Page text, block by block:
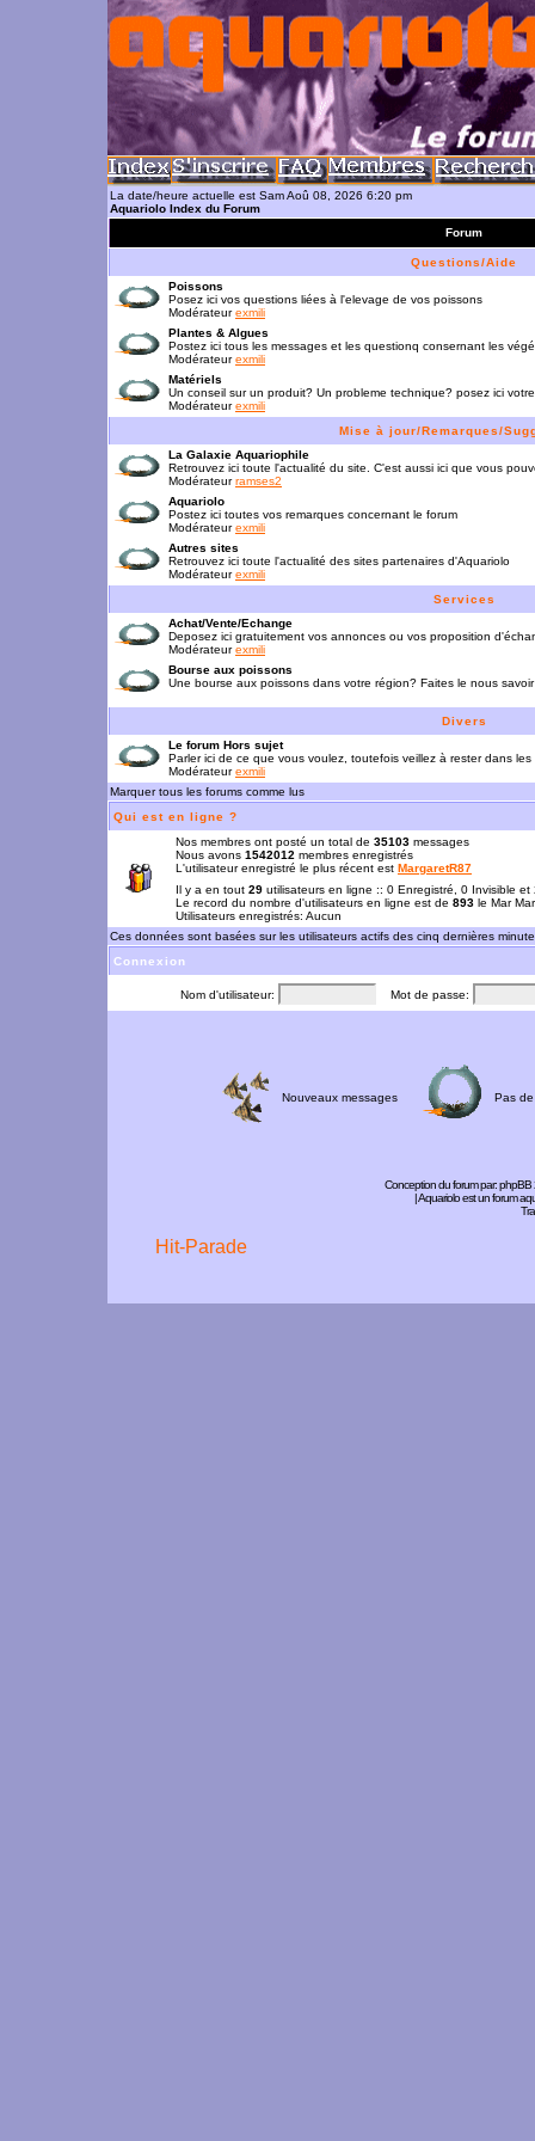
La date/heure actuelle est Sam Aoû 08, 2026 6:20 pm
Aquariolo Index du Forum
Forum
Questions/Aide
Poissons
Posez ici vos questions liées à l'elevage de vos poissons
Modérateurexmili
Plantes & Algues
Postez ici tous les messages et les questionq consernant les
Modérateurexmili
Matériels
Un conseil sur un produit? Un probleme technique? posez ici
Modérateurexmili
Mise à jour/Remarques/
La Galaxie Aquariophile
Retrouvez ici toute l'actualité du site. C'est aussi ici que vous
Modérateurramses2
Aquariolo
Postez ici toutes vos remarques concernant le forum
Modérateurexmili
Autres sites
Retrouvez ici toute l'actualité des sites partenaires d'Aquariolo
Modérateurexmili
Services
Achat/Vente/Echange
Deposez ici gratuitement vos annonces ou vos proposition
Modérateurexmili
Bourse aux poissons
Une bourse aux poissons dans votre région? Faites le nous savoir
Divers
Le forum Hors sujet
Parler ici de ce que vous voulez, toutefois veillez à rester dans les
Modérateurexmili
Marquer tous les forums comme lus
Qui est en ligne ?
Nos membres ont posté un total de 35103 messages
Nous avons 1542012 membres enregistrés
L'utilisateur enregistré le plus récent est MargaretR87
Il y a en tout 29 utilisateurs en ligne :: 0 Enregistré, 0 Invisible
Le record du nombre d'utilisateurs en ligne est de 893 le Mar
Utilisateurs enregistrés: Aucun
Ces données sont basées sur les utilisateurs actifs des cinq dernières
Connexion
Nom d'utilisateur: Mot de passe:
Nouveaux messages Pas
Conception du forum par:phpBB
| Aquariolo est un forum